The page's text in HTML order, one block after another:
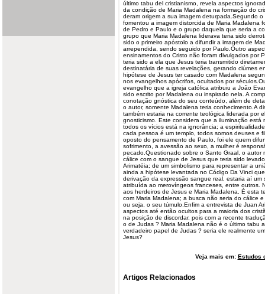
último tabu del cristianismo, revela aspectos
da condição de Maria Madalena na formação do
deram origem a sua imagem deturpada.Segundo o
fomentou a imagem distorcida de Maria Madalena
de Pedro e Paulo e o grupo daquela que seria a
grupo que Maria Madalena liderava teria sido
sido o primeiro apóstolo a difundir a imagem de
arrependida, sendo seguido por Paulo.Outro
ensinamentos do Cristo não foram divulgados por
teria sido a ela que Jesus teria transmitido
destinatária de suas revelações, gerando ciúmes
hipótese de Jesus ter casado com Madalena
nos evangelhos apócrifos, ocultados por
evangelho que a igreja católica atribuiu a João
sido escrito por Madalena ou inspirado nela. A
conotação gnóstica do seu conteúdo, além de
o autor, somente Madalena teria conhecimento.A
também estaria na corrente teológica liderada por
gnosticismo. Este considera que a iluminação está
todos os vícios está na ignorância; a
cada pessoa é um templo, todos somos deuses e
oposto do pensamento de Paulo, foi ele quem
sofrimento, a avessão ao sexo, a mulher é
pecado.Questionado sobre o Santo Graal, o autor
cálice com o sangue de Jesus que teria sido
Arimatéia; de um simbolismo para representar a
ainda a hipótese levantada no Código Da Vinci
derivação da expressão sangue real, estaria aí um
atribuída ao merovíngeos franceses, entre outros.
aos herdeiros de Jesus e Maria Madalena. É esta
com Maria Madalena; a busca não seria do cálice
ou seja, o seu túmulo.Enfim a entrevista de Juan
aspectos até então ocultos para a maioria dos
na posição de discordar, pois com a recente
o de Judas ? Maria Madalena não é o último tabu
verdadeiro papel de Judas ? seria ele realmente
Jesus?
Veja mais em: Estudos
Artigos Relacionados